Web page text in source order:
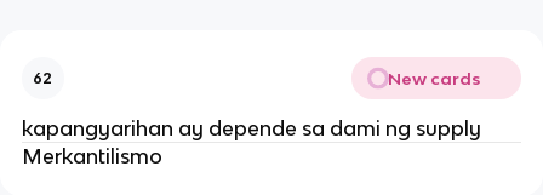
62 New cards
kapangyarihan ay depende sa dami ng supply
Merkantilismo